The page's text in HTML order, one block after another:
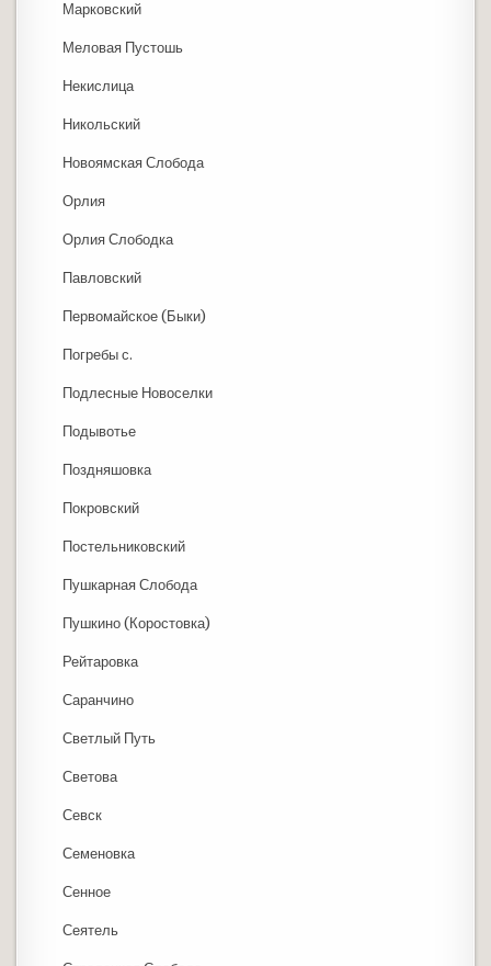
Марковский
Меловая Пустошь
Некислица
Никольский
Новоямская Слобода
Орлия
Орлия Слободка
Павловский
Первомайское (Быки)
Погребы с.
Подлесные Новоселки
Подывотье
Поздняшовка
Покровский
Постельниковский
Пушкарная Слобода
Пушкино (Коростовка)
Рейтаровка
Саранчино
Светлый Путь
Светова
Севск
Семеновка
Сенное
Сеятель